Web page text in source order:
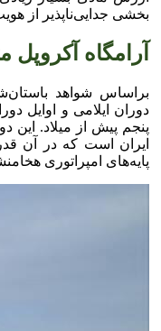
بخشی جدایی‌ناپذیر از
آرامگاه
براساس شواهد
دوران ایلامی و اوایل
پنجم پیش از میلاد. این
ایران است که در آن
پایه‌های امپراتوری